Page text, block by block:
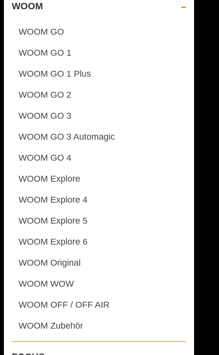
WOOM
WOOM GO
WOOM GO 1
WOOM GO 1 Plus
WOOM GO 2
WOOM GO 3
WOOM GO 3 Automagic
WOOM GO 4
WOOM Explore
WOOM Explore 4
WOOM Explore 5
WOOM Explore 6
WOOM Original
WOOM WOW
WOOM OFF / OFF AIR
WOOM Zubehör